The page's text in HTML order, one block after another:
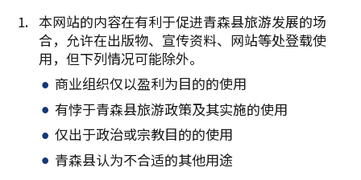
本网站的内容在有利于促进青森县旅游发展的场
合，允许在出版物、宣传资料、网站等处登载使
用，但下列情况可能除外。
商业组织仅以盈利为目的的使用
有悖于青森县旅游政策及其实施的使用
仅出于政治或宗教目的的使用
青森县认为不合适的其他用途
复制链接